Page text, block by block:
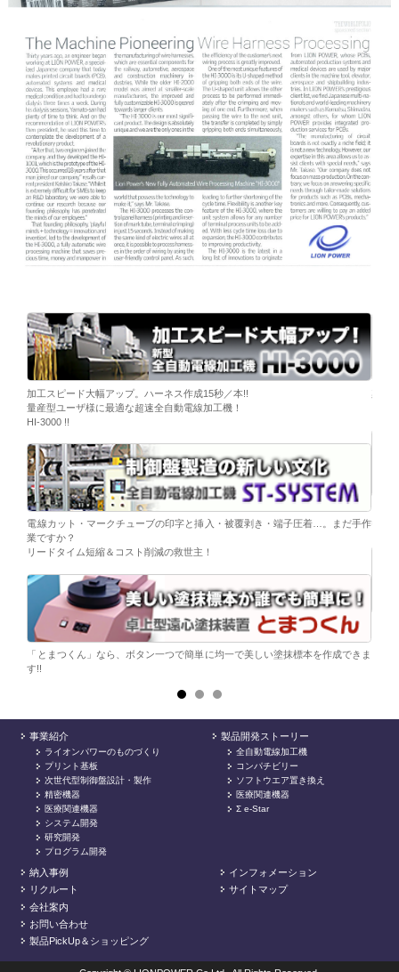
ブ挿
載。
加工スピード大幅アップ。ハーネス作成15秒／本!!
量産型ユーザ様に最適な超速全自動電線加工機！
HI-3000 !!
電線カット・マークチューブの印字と挿入・被覆剥き・端子圧着…。まだ手作
業ですか？
リードタイム短縮＆コスト削減の救世主！
「とまつくん」なら、ボタン一つで簡単に均一で美しい塗抹標本を作成できま
す!!
染色
事業紹介
ライオンパワーのものづくり
プリント基板
次世代型制御盤設計・製作
精密機器
医療関連機器
システム開発
研究開発
プログラム開発
製品開発ストーリー
全自動電線加工機
コンパチビリー
ソフトウエア置き換え
医療関連機器
Σ e-Star
納入事例
リクルート
会社案内
お問い合わせ
製品PickUp＆ショッピング
インフォメーション
サイトマップ